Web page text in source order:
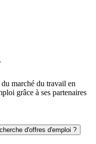
marché du travail en
grâce à ses partenaires
d'offres d'emploi ?